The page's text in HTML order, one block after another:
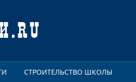
СТРОИТЕЛЬСТВО ШКОЛЫ